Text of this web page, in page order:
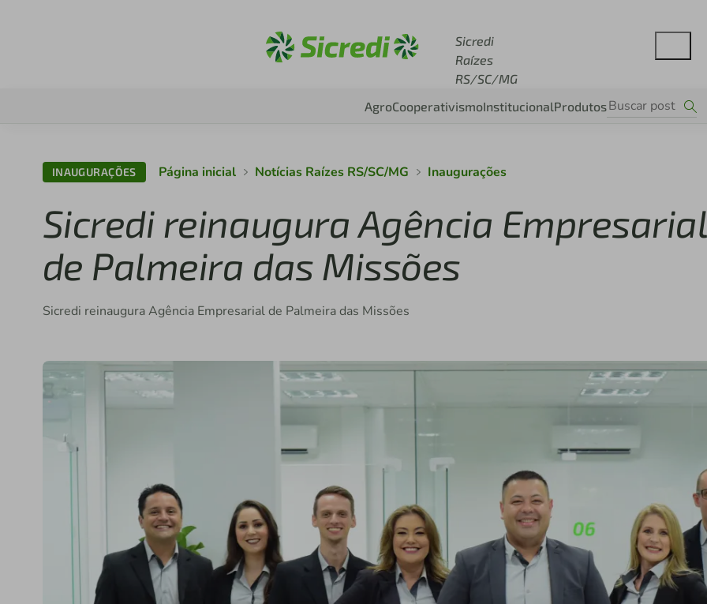
Sicredi
Raízes
RS/SC/MG
AgroCooperativismoInstitucionalProdutos
INAUGURAÇÕES Página inicial Notícias Raízes RS/SC/MG Inaugurações
Sicredi reinaugura Agência Empresarial
de Palmeira das Missões
Sicredi reinaugura Agência Empresarial de Palmeira das Missões